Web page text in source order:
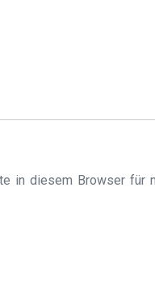
in diesem Browser für